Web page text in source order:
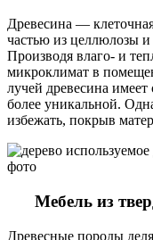
Древесина —
частью из целлюлозы
Производя влаго- и
микроклимат в
лучей древесина имеет
более уникальной.
избежать, покрыв
Мебель из
Древесные породы